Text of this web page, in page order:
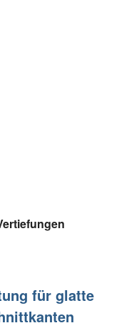
für glatte